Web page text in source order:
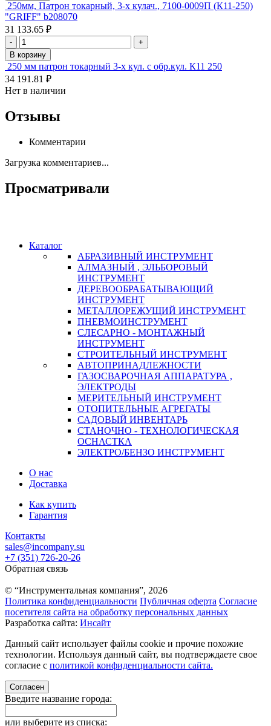
250мм, Патрон токарный, 3-х кулач., 7100-0009П (К11-250)
"GRIFF" b208070
31 133.65 ₽
-
+
В корзину
250 мм патрон токарный 3-х кул. с обр.кул. К11 250
34 191.81 ₽
Нет в наличии
Отзывы
Комментарии
Загрузка комментариев...
Просматривали
Каталог
АБРАЗИВНЫЙ ИНСТРУМЕНТ
АЛМАЗНЫЙ , ЭЛЬБОРОВЫЙ
ИНСТРУМЕНТ
ДЕРЕВООБРАБАТЫВАЮЩИЙ
ИНСТРУМЕНТ
МЕТАЛЛОРЕЖУЩИЙ ИНСТРУМЕНТ
ПНЕВМОИНСТРУМЕНТ
СЛЕСАРНО - МОНТАЖНЫЙ
ИНСТРУМЕНТ
СТРОИТЕЛЬНЫЙ ИНСТРУМЕНТ
АВТОПРИНАДЛЕЖНОСТИ
ГАЗОСВАРОЧНАЯ АППАРАТУРА ,
ЭЛЕКТРОДЫ
МЕРИТЕЛЬНЫЙ ИНСТРУМЕНТ
ОТОПИТЕЛЬНЫЕ АГРЕГАТЫ
САДОВЫЙ ИНВЕНТАРЬ
СТАНОЧНО - ТЕХНОЛОГИЧЕСКАЯ
ОСНАСТКА
ЭЛЕКТРО/БЕНЗО ИНСТРУМЕНТ
О нас
Доставка
Как купить
Гарантия
Контакты
sales@incompany.su
+7 (351) 726-20-26
Обратная связь
© “Инструментальная компания”, 2026
Политика конфиденциальности Публичная оферта Согласие
посетителя сайта на обработку персональных данных
Разработка сайта: Инсайт
Данный сайт использует файлы cookie и прочие похожие
технологии. Используя данный сайт, вы подтверждаете свое
согласие с политикой конфиденциальности сайта.
Согласен
Введите название города:
или выберите из списка: